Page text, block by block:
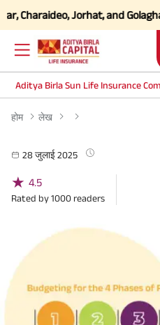
Jorhat, and Golaghat
Aditya Birla Sun Life Insurance
होम लेख
28 जुलाई 2025
★ 4.5
Rated by1000 readers